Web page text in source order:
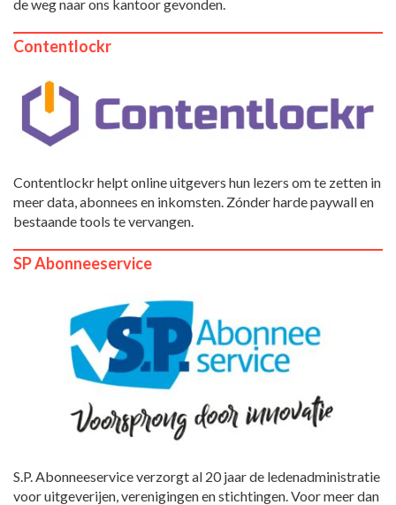
de weg naar ons kantoor gevonden.
Contentlockr
Contentlockr helpt online uitgevers hun lezers om te zetten in
meer data, abonnees en inkomsten. Zónder harde paywall en
bestaande tools te vervangen.
SP Abonneeservice
S.P. Abonneeservice verzorgt al 20 jaar de ledenadministratie
voor uitgeverijen, verenigingen en stichtingen. Voor meer dan